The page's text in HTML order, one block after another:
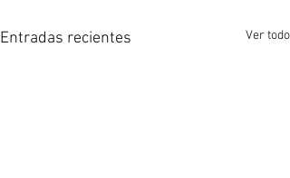
Entradas recientes Ver todo